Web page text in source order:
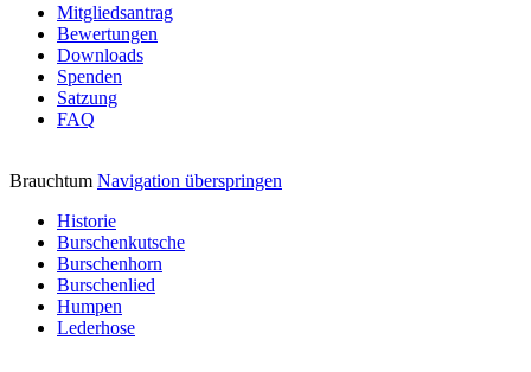
Mitgliedsantrag
Bewertungen
Downloads
Spenden
Satzung
FAQ
Brauchtum Navigation überspringen
Historie
Burschenkutsche
Burschenhorn
Burschenlied
Humpen
Lederhose